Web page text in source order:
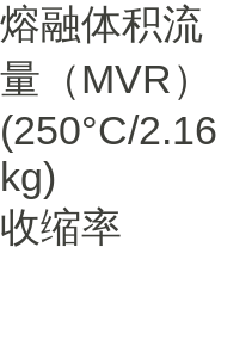
熔融体积流
量（MVR）
(250°C/2.16
kg)
收缩率